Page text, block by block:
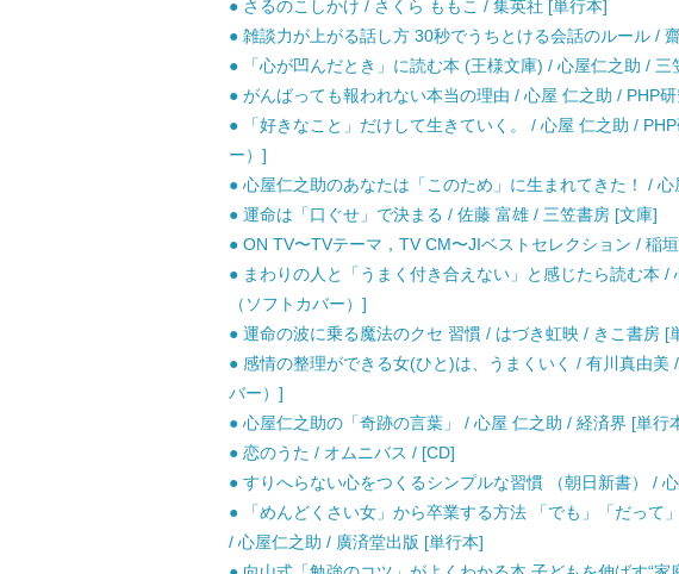
● さるのこしかけ / さくら ももこ / 集英社 [単行本]
● 雑談力が上がる話し方 30秒でうちとける会話のルール /
● 「心が凹んだとき」に読む本 (王様文庫) / 心屋仁之助 / 三
● がんばっても報われない本当の理由 / 心屋 仁之助 / PHP
● 「好きなこと」だけして生きていく。 / 心屋 仁之助 /
ー）]
● 心屋仁之助のあなたは「このため」に生まれてきた！ /
● 運命は「口ぐせ」で決まる / 佐藤 富雄 / 三笠書房 [文庫]
● ON TV〜TVテーマ，TV CM〜JIベストセレクション / 稲
● まわりの人と「うまく付き合えない」と感じたら読む本 /
（ソフトカバー）]
● 運命の波に乗る魔法のクセ 習慣 / はづき虹映 / きこ書房 [
● 感情の整理ができる女(ひと)は、うまくいく / 有川真由美
バー）]
● 心屋仁之助の「奇跡の言葉」 / 心屋 仁之助 / 経済界 [単行
● 恋のうた / オムニバス / [CD]
● すりへらない心をつくるシンプルな習慣 （朝日新書） /
● 「めんどくさい女」から卒業する方法 「でも」「だって
/ 心屋仁之助 / 廣済堂出版 [単行本]